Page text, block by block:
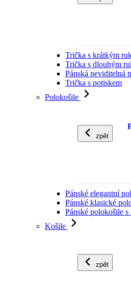
Trička s krátkým
Trička s dlouhým
Pánská neviditelná
Trička s potiskem
Polokošile
zpět
Pánské elegantní
Pánské klasické
Pánské polokošile s
Košile
zpět